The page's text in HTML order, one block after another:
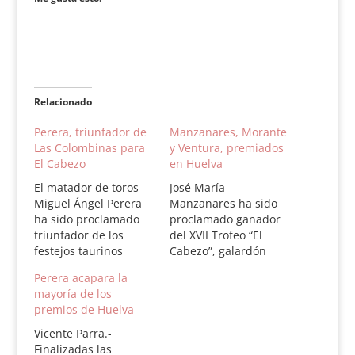
Relacionado
Perera, triunfador de
Las Colombinas para
El Cabezo
El matador de toros
Miguel Ángel Perera
ha sido proclamado
triunfador de los
festejos taurinos
jurado de los Premios
"El Cabezo",
instituidos por el
diario "Huelva
Información" e
Manzanares, Morante
y Ventura, premiados
en Huelva
José María
Manzanares ha sido
proclamado ganador
del XVII Trofeo “El
Cabezo”, galardón
Perera acapara la
mayoría de los
premios de Huelva
Vicente Parra.-
Finalizadas las